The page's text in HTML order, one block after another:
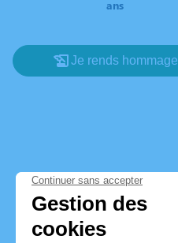
ans
Je rends hommage